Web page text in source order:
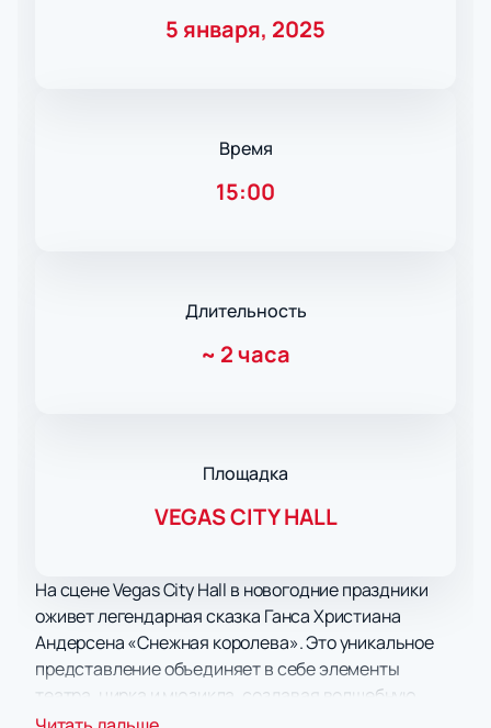
5 января, 2025
Время
15:00
Длительность
~ 2 часа
Площадка
VEGAS CITY HALL
На сцене Vegas City Hall в новогодние праздники
оживет легендарная сказка Ганса Христиана
Андерсена «Снежная королева». Это уникальное
представление объединяет в себе элементы
театра, цирка и мюзикла, создавая волшебную
атмосферу для всей семьи.